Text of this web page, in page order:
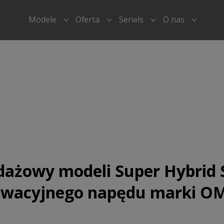
Modele Submenu for "Modele"
Oferta Submenu for "Oferta"
Serwis Submenu for
O nas
modeli Super Hybrid
napędu marki